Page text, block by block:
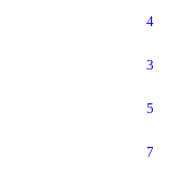
4
3
5
7